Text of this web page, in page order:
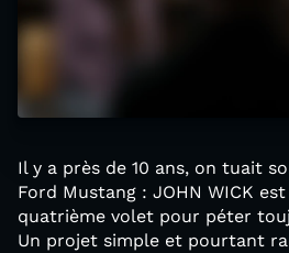
Il y a près de 10 ans, on tuait
Ford Mustang : JOHN WICK
quatrième volet pour péter
Un projet simple et pourtant